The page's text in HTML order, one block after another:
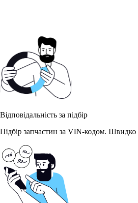
Відповідальність за підбір
Підбір запчастин за VIN-кодом. Швидко